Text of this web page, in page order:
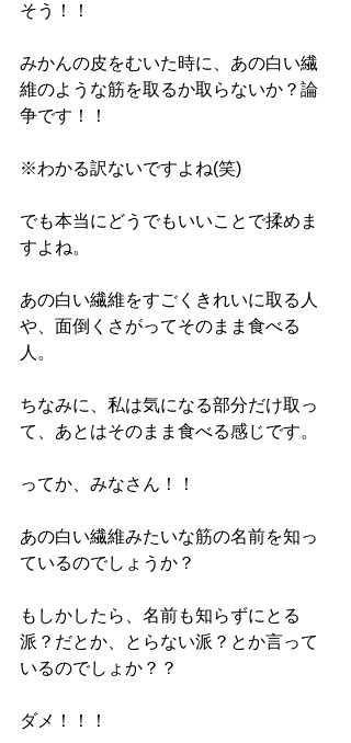
そう！！
みかんの皮をむいた時に、あの白い繊
維のような筋を取るか取らないか？論
争です！！
※わかる訳ないですよね(笑)
でも本当にどうでもいいことで揉めま
すよね。
あの白い繊維をすごくきれいに取る人
や、面倒くさがってそのまま食べる
人。
ちなみに、私は気になる部分だけ取っ
て、あとはそのまま食べる感じです。
ってか、みなさん！！
あの白い繊維みたいな筋の名前を知っ
ているのでしょうか？
もしかしたら、名前も知らずにとる
派？だとか、とらない派？とか言って
いるのでしょか？？
ダメ！！！